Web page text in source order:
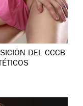
DEL CCCB